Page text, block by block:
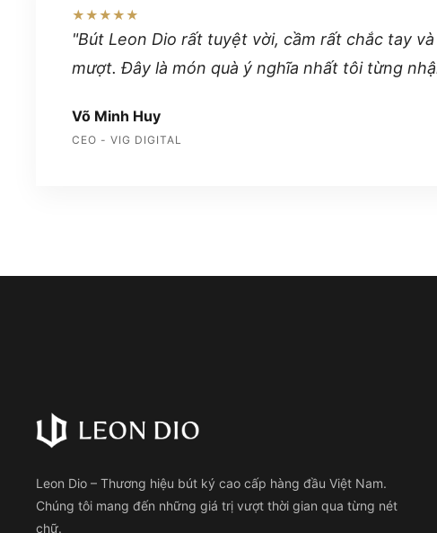
★★★★★
"Bút Leon Dio rất tuyệt vời, cầm rất chắc tay
mượt. Đây là món quà ý nghĩa nhất tôi từng
Võ Minh Huy
CEO - VIG DIGITAL
Leon Dio – Thương hiệu bút ký cao cấp hàng đầu Việt Nam.
Chúng tôi mang đến những giá trị vượt thời gian qua từng nét
chữ.